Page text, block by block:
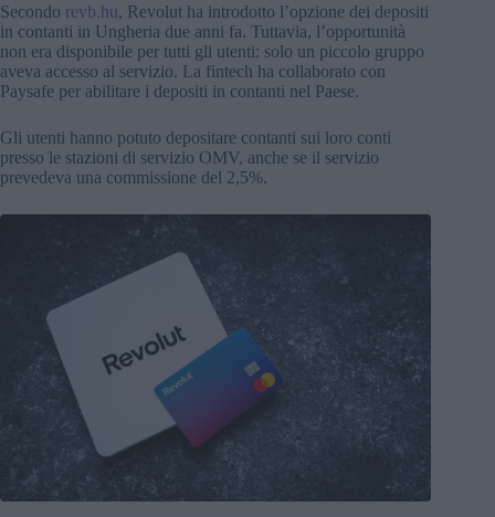
Secondo revb.hu, Revolut ha introdotto l’opzione dei depositi
in contanti in Ungheria due anni fa. Tuttavia, l’opportunità
non era disponibile per tutti gli utenti: solo un piccolo gruppo
aveva accesso al servizio. La fintech ha collaborato con
Paysafe per abilitare i depositi in contanti nel Paese.
Gli utenti hanno potuto depositare contanti sui loro conti
presso le stazioni di servizio OMV, anche se il servizio
prevedeva una commissione del 2,5%.